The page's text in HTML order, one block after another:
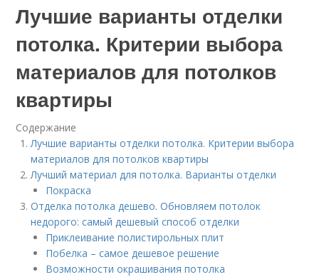
Лучшие варианты отделки
потолка. Критерии выбора
материалов для потолков
квартиры
Содержание
Лучшие варианты отделки потолка. Критерии выбора
материалов для потолков квартиры
Лучший материал для потолка. Варианты отделки
Покраска
Отделка потолка дешево. Обновляем потолок
недорого: самый дешевый способ отделки
Приклеивание полистирольных плит
Побелка – самое дешевое решение
Возможности окрашивания потолка